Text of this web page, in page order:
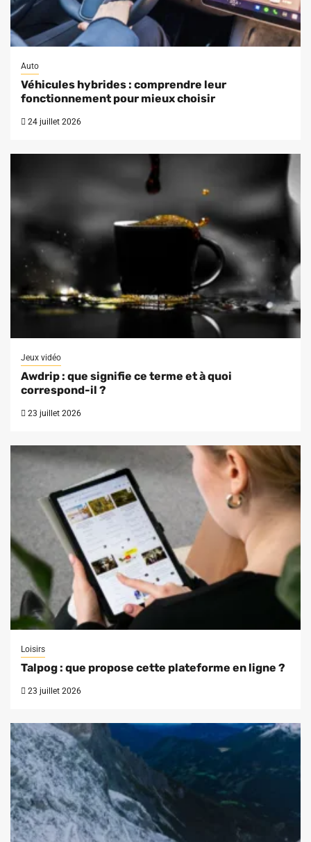
Auto
Véhicules hybrides : comprendre leur
fonctionnement pour mieux choisir
24 juillet 2026
Jeux vidéo
Awdrip : que signifie ce terme et à quoi
correspond-il ?
23 juillet 2026
Loisirs
Talpog : que propose cette plateforme en ligne ?
23 juillet 2026